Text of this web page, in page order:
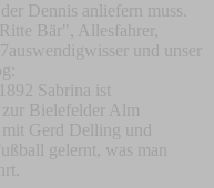
Dennis anliefern muss.
Bär", Allesfahrer,
und unser
Sabrina ist
Bielefelder Alm
mit Gerd Delling und
gelernt, was man